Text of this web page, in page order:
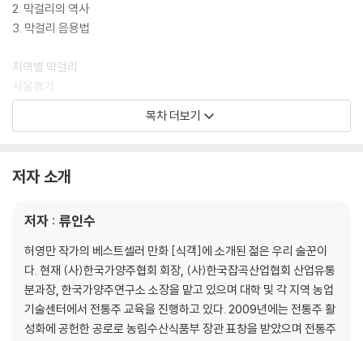
2. 막걸리의 역사
3. 막걸리 음용법
지역별 막걸리
서울경기
가평 잣 막걸리┃강화 쑥 생 막걸리┃광주 경안 막걸리┃부자생술┃불
곡산 막걸리┃산삼 가득 생 막걸리┃생 이동 쌀막걸리┃서울 생 막걸리
┃통일 생 막걸리┃파주 쌀 막걸리┃포천 골드 쌀막걸리┃ 포천내촌 찹
걸리
강원도
강릉 그린 생 동동주┃맑은 백세 막걸리┃삼척 순곡주┃ 설악 쌀 막걸리
┃송정 동동주┃원주 치악산 생 쌀 막걸리┃정선 아우라지 옥수수 막걸
리┃주문진 쌀 동동주┃춘천 생 막걸리┃한계령 동동주┃허생원 메밀꽃
목차 더보기
저자 소개
저자 : 류인수
허영만 작가의 베스트셀러 만화 [식객]에 소개된 젊은 우리 술꾼이
다. 현재 (사)한국가양주협회 회장, (사)한국잡곡산업협회 산업유통
분과장, 한국가양주연구소 소장을 맡고 있으며 대학 및 각 지역 농업
기술센터에서 전통주 교육을 진행하고 있다. 2009년에는 전통주 활
성화에 공헌한 공로로 농림수산식품부 장관 표창을 받았으며 전통주